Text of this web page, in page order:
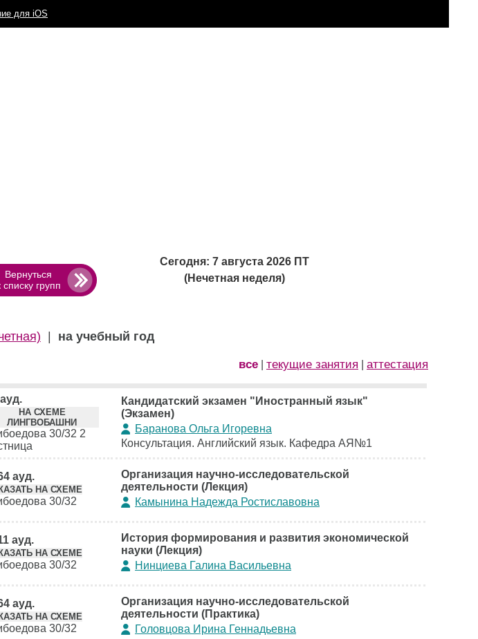
для iOS
Вернуться
списку групп
Сегодня: 7 августа 2026 ПТ
(Нечетная неделя)
на учебный год
все текущие занятия аттестация
НА СХЕМЕ
ЛИНГВОБАШНИ
30/32 2
Кандидатский экзамен "Иностранный язык"
(Экзамен)
Баранова Ольга Игоревна
Консультация. Английский язык. Кафедра АЯ№1
ауд.
НА СХЕМЕ
30/32
Организация научно-исследовательской
деятельности (Лекция)
Камынина Надежда Ростиславовна
ауд.
НА СХЕМЕ
30/32
История формирования и развития экономической
науки (Лекция)
Нинциева Галина Васильевна
ауд.
НА СХЕМЕ
30/32
Организация научно-исследовательской
деятельности (Практика)
Головцова Ирина Геннадьевна